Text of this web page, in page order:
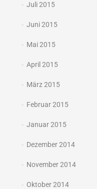
Juli 2015
Juni 2015
Mai 2015
April 2015
März 2015
Februar 2015
Januar 2015
Dezember 2014
November 2014
Oktober 2014